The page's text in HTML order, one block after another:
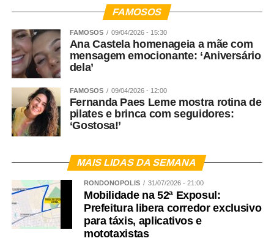
FAMOSOS
FAMOSOS 09/04/2026 - 15:30
Ana Castela homenageia a mãe com
mensagem emocionante: ‘Aniversário
dela’
FAMOSOS 09/04/2026 - 12:00
Fernanda Paes Leme mostra rotina de
pilates e brinca com seguidores:
‘Gostosa!’
MAIS LIDAS DA SEMANA
RONDONÓPOLIS 31/07/2026 - 21:00
Mobilidade na 52ª Exposul:
Prefeitura libera corredor exclusivo
para táxis, aplicativos e
mototaxistas